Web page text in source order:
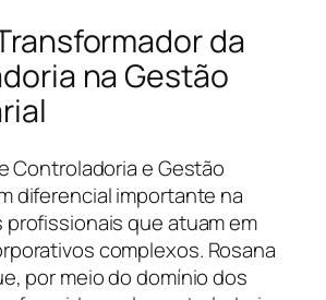
da
na Gestão
Controladoria e Gestão
diferencial importante na
profissionais que atuam em
complexos. Rosana
por meio do domínio dos